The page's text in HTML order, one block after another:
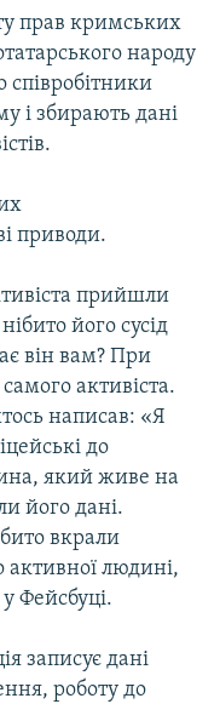
прав кримських
народу
співробітники
і збирають дані
приводи.
прийшли
його сусід
він вам? При
активіста.
написав: «Я
до
який живе на
його дані.
вкрали
людині,
Фейсбуці.
записує дані
роботу до